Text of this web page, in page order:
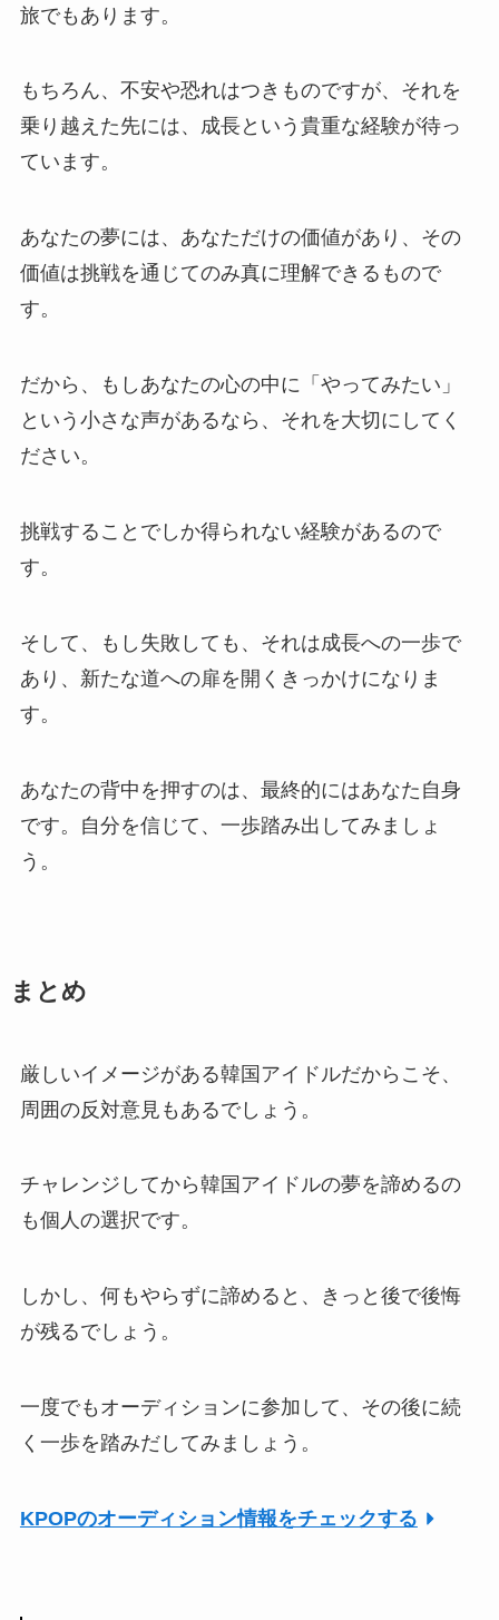
旅でもあります。
もちろん、不安や恐れはつきものですが、それを
乗り越えた先には、成長という貴重な経験が待っ
ています。
あなたの夢には、あなただけの価値があり、その
価値は挑戦を通じてのみ真に理解できるもので
す。
だから、もしあなたの心の中に「やってみたい」
という小さな声があるなら、それを大切にしてく
ださい。
挑戦することでしか得られない経験があるので
す。
そして、もし失敗しても、それは成長への一歩で
あり、新たな道への扉を開くきっかけになりま
す。
あなたの背中を押すのは、最終的にはあなた自身
です。自分を信じて、一歩踏み出してみましょ
う。
まとめ
厳しいイメージがある韓国アイドルだからこそ、
周囲の反対意見もあるでしょう。
チャレンジしてから韓国アイドルの夢を諦めるの
も個人の選択です。
しかし、何もやらずに諦めると、きっと後で後悔
が残るでしょう。
一度でもオーディションに参加して、その後に続
く一歩を踏みだしてみましょう。
KPOPのオーディション情報をチェックする